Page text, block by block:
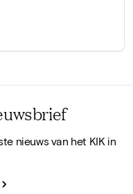
nieuws van het KIK in